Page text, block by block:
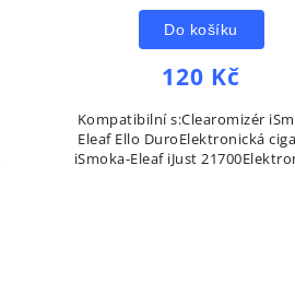
120 Kč
Do košíku
Kompatibilní s:Clearomizér
Eleaf Ello DuroElektronická
iSmoka-Eleaf iJust